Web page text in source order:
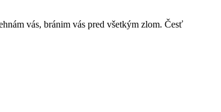
vás, bránim vás pred všetkým zlom. Česť